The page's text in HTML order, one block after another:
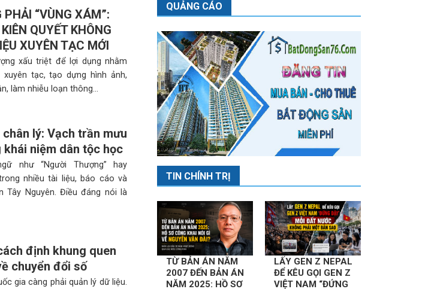
“VÙNG XÁM”:
QUYẾT KHÔNG
XUYÊN TẠC MỚI
xấu triệt để lợi dụng nhằm
tạc, tạo dựng hình ảnh,
làm nhiễu loạn thông...
lý: Vạch trần mưu
niệm dân tộc học
như “Người Thượng” hay
nhiều tài liệu, báo cáo và
Tây Nguyên. Điều đáng nói là
định khung quen
chuyển đổi số
gia càng phải quản lý dữ liệu.
QUẢNG CÁO
TIN CHÍNH TRỊ
TỪ BẢN ÁN NĂM
2007 ĐẾN BẢN ÁN
NĂM 2025: HỒ SƠ
LẤY GEN Z NEPAL
ĐỂ KÊU GỌI GEN Z
VIỆT NAM “ĐỨNG